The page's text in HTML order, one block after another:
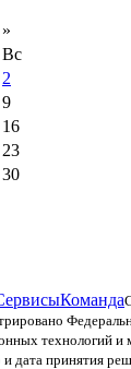
»
Вс
2
9
16
23
30
Команда
технологий и
дата принятия